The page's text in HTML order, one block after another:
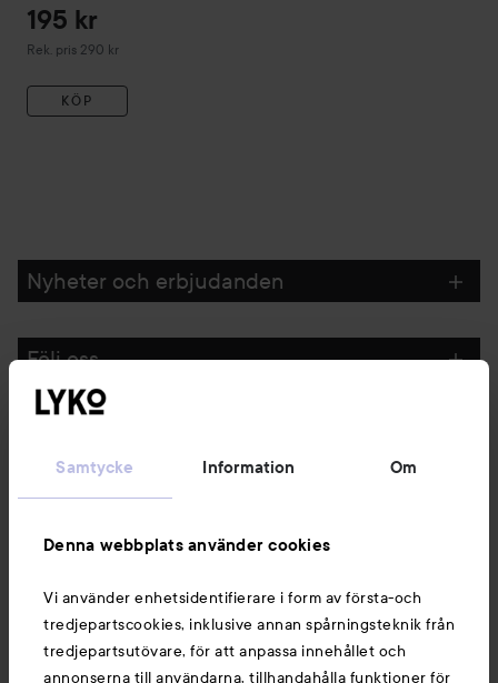
Samtycke Information Om
Denna webbplats använder cookies
Vi använder enhetsidentifierare i form av första-och
tredjepartscookies, inklusive annan spårningsteknik från
tredjepartsutövare, för att anpassa innehållet och
annonserna till användarna, tillhandahålla funktioner för
195 kr
Rek. pris 290 kr
Rekommenderat pris 290 kr
KÖP
Nyheter och erbjudanden
Följ oss
Du kanske också gillar